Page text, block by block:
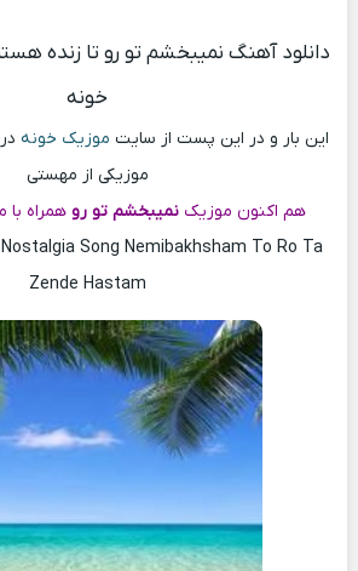
دانلود آهنگ نمیبخشم تو رو تا زنده
خونه
این بار و در این پست از سایت موزیک خونه
موزیکی از مهستی
هم اکنون موزیکنمیبخشم تو روهمراه
Song Nemibakhsham To Ro Ta
Zende Hastam